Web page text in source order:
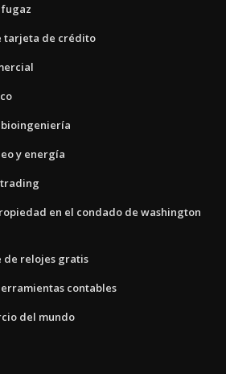
tarjeta de crédito
bioingeniería
y energía
en el condado de washington
de relojes gratis
contables
del mundo